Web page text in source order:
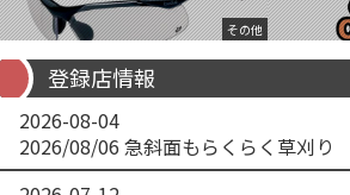
その他
登録店情報
2026-08-04
2026/08/06 急斜面もらくらく草刈り